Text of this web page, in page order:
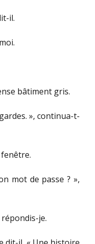
il.
bâtiment gris.
», continua-t-
mot de passe ? »,
répondis-je.